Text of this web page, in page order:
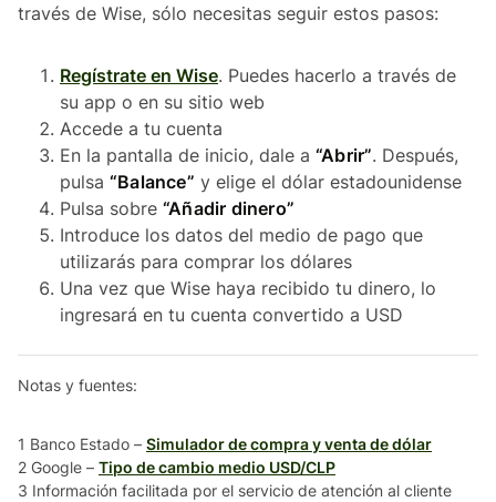
través de Wise, sólo necesitas seguir estos pasos:
Regístrate en Wise. Puedes hacerlo a través de
su app o en su sitio web
Accede a tu cuenta
En la pantalla de inicio, dale a “Abrir”. Después,
pulsa “Balance” y elige el dólar estadounidense
Pulsa sobre “Añadir dinero”
Introduce los datos del medio de pago que
utilizarás para comprar los dólares
Una vez que Wise haya recibido tu dinero, lo
ingresará en tu cuenta convertido a USD
Notas y fuentes:
1 Banco Estado – Simulador de compra y venta de dólar
2 Google – Tipo de cambio medio USD/CLP
3 Información facilitada por el servicio de atención al cliente